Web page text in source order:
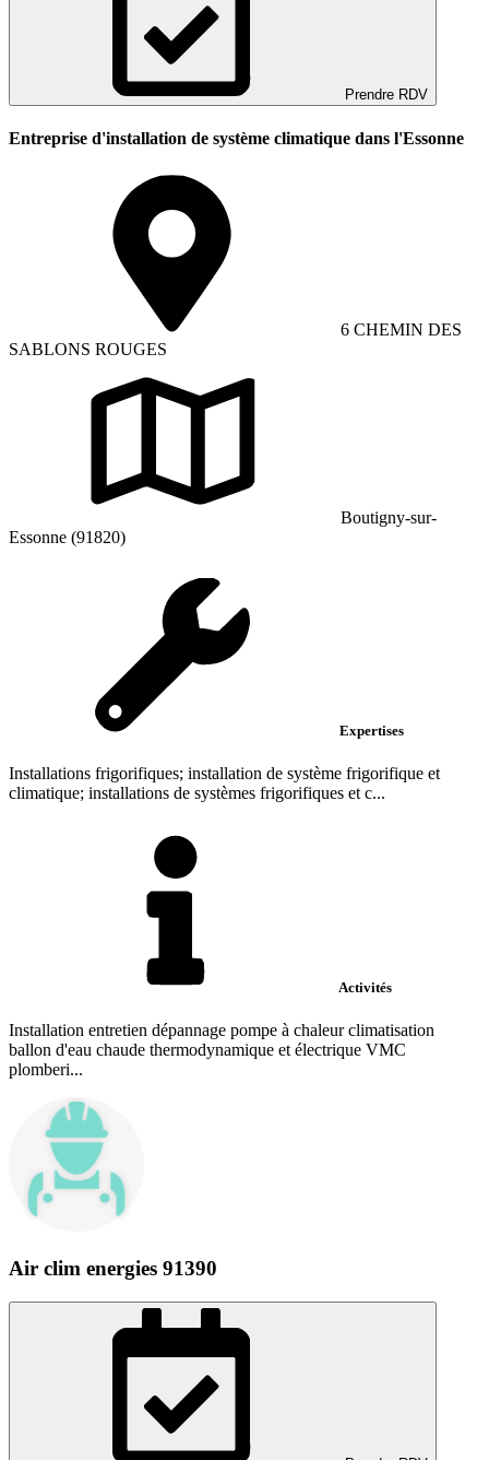
Prendre RDV
Entreprise d'installation de système climatique dans l'Essonne
6 CHEMIN DES
SABLONS ROUGES
Boutigny-sur-
Essonne (91820)
Expertises
Installations frigorifiques; installation de système frigorifique et
climatique; installations de systèmes frigorifiques et c...
Activités
Installation entretien dépannage pompe à chaleur climatisation
ballon d'eau chaude thermodynamique et électrique VMC
plomberi...
Air clim energies 91390